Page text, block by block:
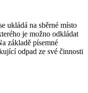
ukládá na sběrné místo
je možno odkládat
základě písemné
odpad ze své činnosti